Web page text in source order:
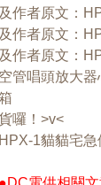
作者原文：
作者原文：
作者原文：
管唱頭放大
囉！>v<
1貓貓宅急